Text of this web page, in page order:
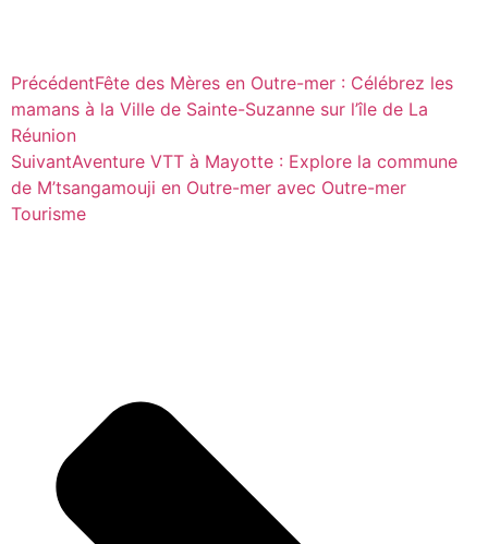
PrécédentFête des Mères en Outre-mer : Célébrez les
mamans à la Ville de Sainte-Suzanne sur l’île de La
Réunion
SuivantAventure VTT à Mayotte : Explore la commune
de M’tsangamouji en Outre-mer avec Outre-mer
Tourisme